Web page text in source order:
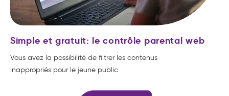
Simple et gratuit: le contrôle parental web
Vous avez la possibilité de filtrer les contenus
inappropriés pour le jeune public